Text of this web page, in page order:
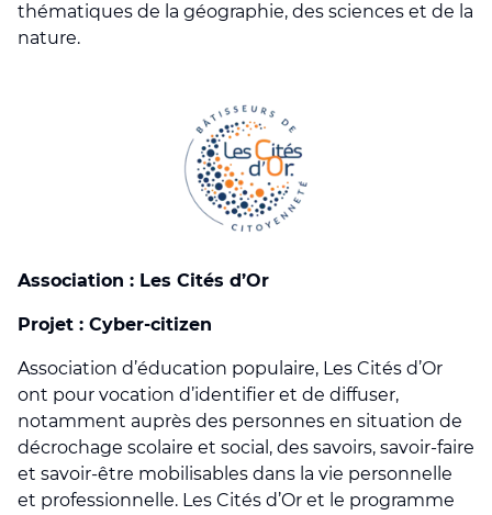
thématiques de la géographie, des sciences et de la
nature.
Association : Les Cités d’Or
Projet : Cyber-citizen
Association d’éducation populaire, Les Cités d’Or
ont pour vocation d’identifier et de diffuser,
notamment auprès des personnes en situation de
décrochage scolaire et social, des savoirs, savoir-faire
et savoir-être mobilisables dans la vie personnelle
et professionnelle. Les Cités d’Or et le programme